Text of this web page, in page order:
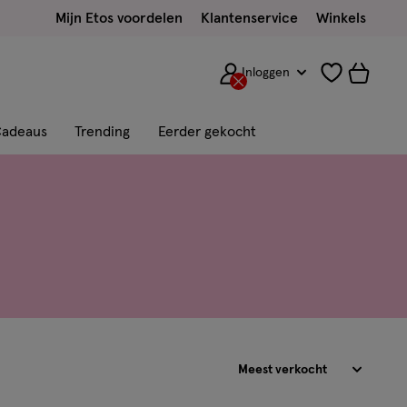
Mijn Etos voordelen Klantenservice Winkels
Inloggen
Trending Eerder gekocht